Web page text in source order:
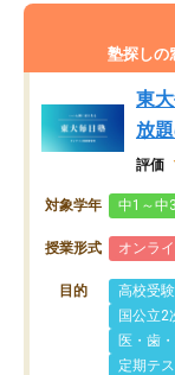
塾探しの
東
放
評価
対象学年 中1～中3
授業形式 オンラ
目的 高校受
国公立2
医・歯
定期テ